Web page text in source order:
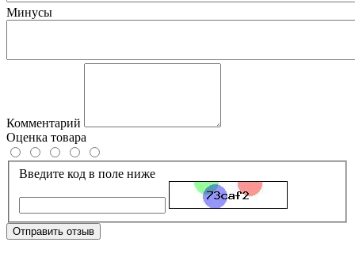
Минусы
Комментарий
Оценка товара
Введите код в поле ниже
Отправить отзыв